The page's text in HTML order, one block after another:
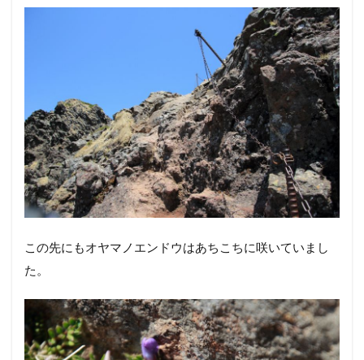
いつまでも眺めていたいところですが、時間が押してい
るので先を急ぎます。
花畑の先はまた鎖場。